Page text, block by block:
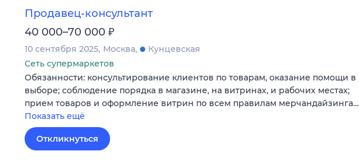
Продавец-консультант
40 000–70 000 ₽
10 сентября 2025 Москва
Кунцевская
Сеть супермаркетов
Обязанности: консультирование клиентов по товарам, оказание помощи в
выборе; соблюдение порядка в магазине, на витринах, и рабочих местах;
прием товаров и оформление витрин по всем правилам мерчандайзинга…
Показать ещё
Откликнуться